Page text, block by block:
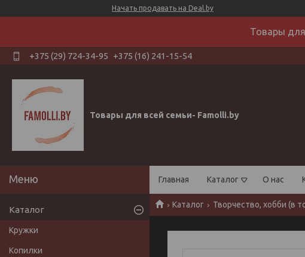
Начать продавать на Deal.by
Товары
+375 (29) 724-34-95 +375 (16) 241-15-54
Товары для всей семьи- Famolli.by
Главная Каталог О нас
Каталог Творчество, хобби (в
Каталог
Кружки
Копилки